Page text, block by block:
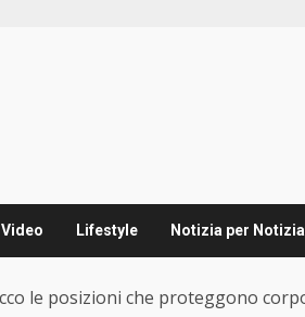
Video Lifestyle Notizia per Notizia
le posizioni che proteggono